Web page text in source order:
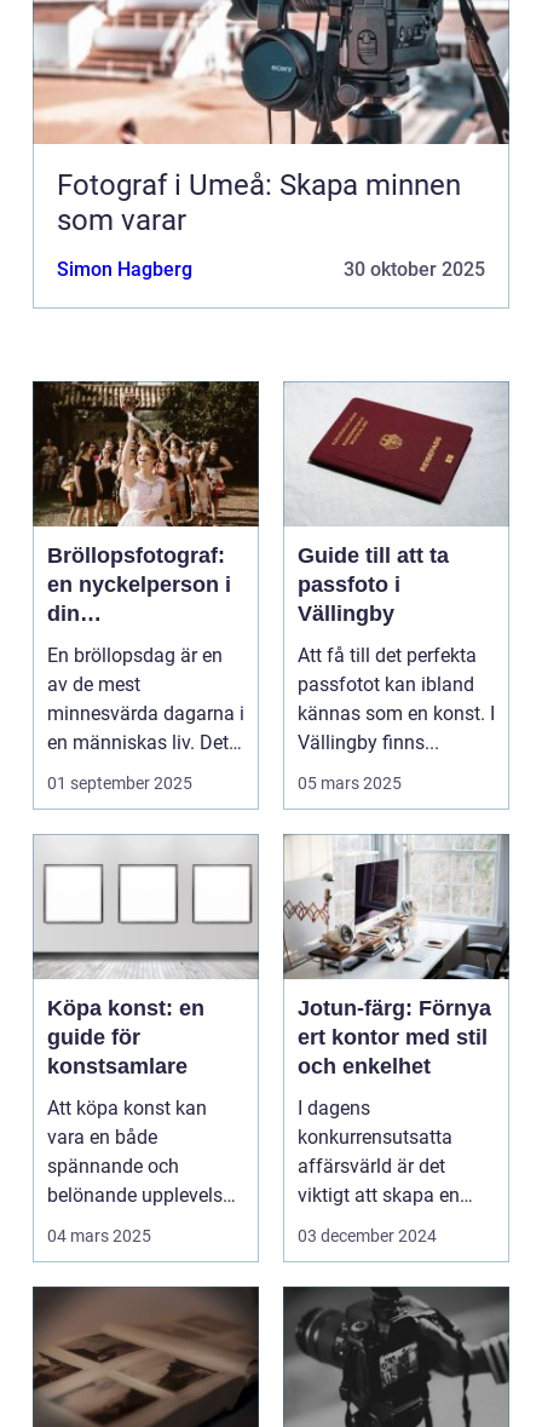
Fotograf i Umeå: Skapa minnen
som varar
Simon Hagberg 30 oktober 2025
Bröllopsfotograf:
en nyckelperson i
din
bröllopsberättelse
En bröllopsdag är en
av de mest
minnesvärda dagarna i
en människas liv. Det
&aum...
01 september 2025
Guide till att ta
passfoto i
Vällingby
Att få till det perfekta
passfotot kan ibland
kännas som en konst. I
Vällingby finns...
05 mars 2025
Köpa konst: en
guide för
konstsamlare
Att köpa konst kan
vara en både
spännande och
belönande upplevelse.
Det handlar...
04 mars 2025
Jotun-färg: Förnya
ert kontor med stil
och enkelhet
I dagens
konkurrensutsatta
affärsvärld är det
viktigt att skapa en
arbetsmiljö s...
03 december 2024